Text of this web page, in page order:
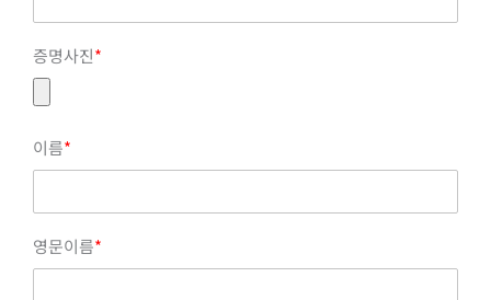
증명사진*
이름*
영문이름*